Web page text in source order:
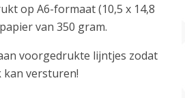
op A6-formaat (10,5 x 14,8
van 350 gram.
voorgedrukte lijntjes zodat
kan versturen!